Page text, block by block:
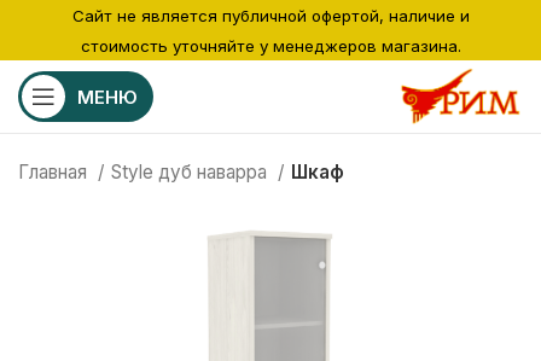
МЕНЮ
Главная Style дуб наварра Шкаф
Сайт не является публичной офертой, наличие и
стоимость уточняйте у менеджеров магазина.